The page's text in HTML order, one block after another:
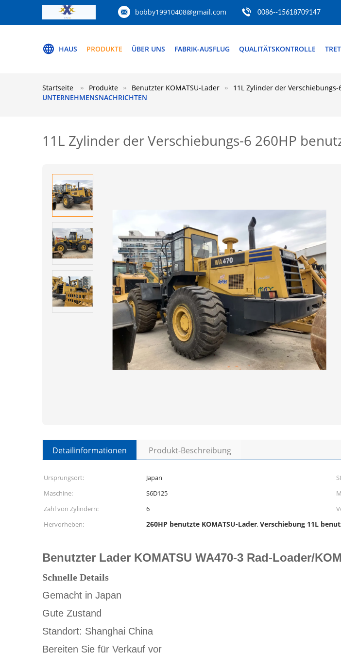
bobby19910408@gmail.com 0086--15618709147
HAUS PRODUKTE ÜBER UNS FABRIK-AUSFLUG QUALITÄTSKONTROLLE
UNTERNEHMENSNACHRICHTEN
Startseite Produkte Benutzter KOMATSU-Lader 11L Zylinder der Verschiebungs-
11L Zylinder der Verschiebungs-6 260HP
Detailinformationen Produkt-Beschreibung
Ursprungsort: Japan
Maschine:
S6D125
Zahl von Zylindern:
6
Hervorheben:
260HP benutzte KOMATSU-Lader,Verschiebung 11L
Benutzter Lader KOMATSU WA470-3 Rad-Loader/
Schnelle Details
Gemacht in Japan
Gute Zustand
Standort: Shanghai China
Bereiten Sie für Verkauf vor